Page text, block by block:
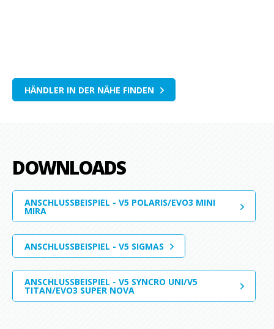
HÄNDLER IN DER NÄHE FINDEN
DOWNLOADS
ANSCHLUSSBEISPIEL - V5 POLARIS/EVO3 MINI
MIRA
ANSCHLUSSBEISPIEL - V5 SIGMAS
ANSCHLUSSBEISPIEL - V5 SYNCRO UNI/V5
TITAN/EVO3 SUPER NOVA